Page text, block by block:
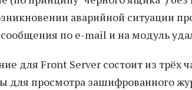
аварийной ситуации
по e-mail и на модуль
для Front Server состоит из трёх
просмотра зашифрованного